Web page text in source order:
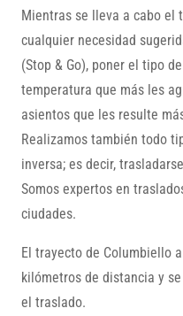
Mientras se lleva a cabo el
cualquier necesidad
(Stop & Go), poner el tipo
temperatura que más les
asientos que les resulte
Realizamos también todo
inversa; es decir,
Somos expertos en
ciudades.
El trayecto de Columbiello
kilómetros de distancia y
el traslado.